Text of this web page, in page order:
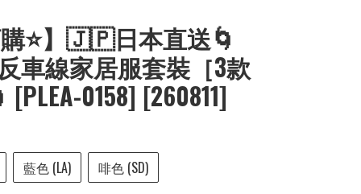
購⭐】🇯🇵日本直送🌀
車線家居服套裝［3款
0158] [260811]
藍色 (LA) 啡色 (SD)